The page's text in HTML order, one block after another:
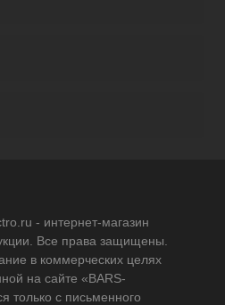
- интернет-магазин
Все права защищены.
в коммерческих целях
на сайте «BARS-
только с письменного